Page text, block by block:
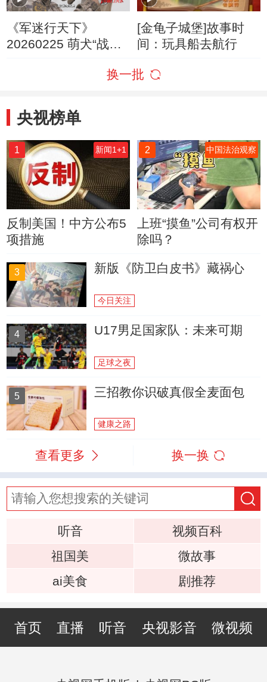
《军迷行天下》
20260225 萌犬“战
[金龟子城堡]故事时
间：玩具船去航行
换一批
央视榜单
1 新闻1+1
反制美国！中方公布5
项措施
2 中国法治观察
上班“摸鱼”公司有权开
除吗？
3 新版《防卫白皮书》藏祸心
今日关注
4 U17男足国家队：未来可期
足球之夜
5 三招教你识破真假全麦面包
健康之路
查看更多 换一换
听音
视频百科
祖国美
微故事
ai美食
剧推荐
首页 直播 听音 央视影音 微视频